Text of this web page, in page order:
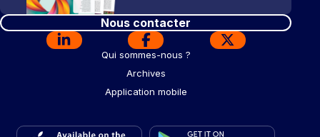
Nous contacter
Qui sommes-nous ?
Archives
Application mobile